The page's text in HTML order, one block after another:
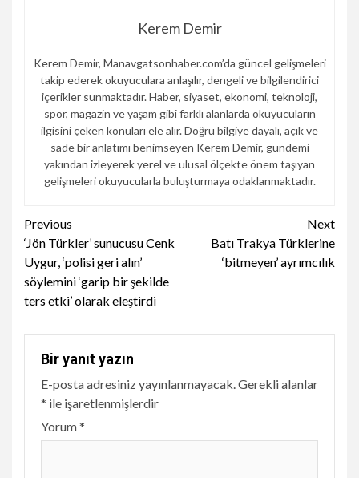
Kerem Demir
Kerem Demir, Manavgatsonhaber.com’da güncel gelişmeleri
takip ederek okuyuculara anlaşılır, dengeli ve bilgilendirici
içerikler sunmaktadır. Haber, siyaset, ekonomi, teknoloji,
spor, magazin ve yaşam gibi farklı alanlarda okuyucuların
ilgisini çeken konuları ele alır. Doğru bilgiye dayalı, açık ve
sade bir anlatımı benimseyen Kerem Demir, gündemi
yakından izleyerek yerel ve ulusal ölçekte önem taşıyan
gelişmeleri okuyucularla buluşturmaya odaklanmaktadır.
Continue
Reading
Previous
‘Jön Türkler’ sunucusu Cenk
Uygur, ‘polisi geri alın’
söylemini ‘garip bir şekilde
ters etki’ olarak eleştirdi
Next
Batı Trakya Türklerine
‘bitmeyen’ ayrımcılık
Bir yanıt yazın
E-posta adresiniz yayınlanmayacak. Gerekli alanlar
* ile işaretlenmişlerdir
Yorum*